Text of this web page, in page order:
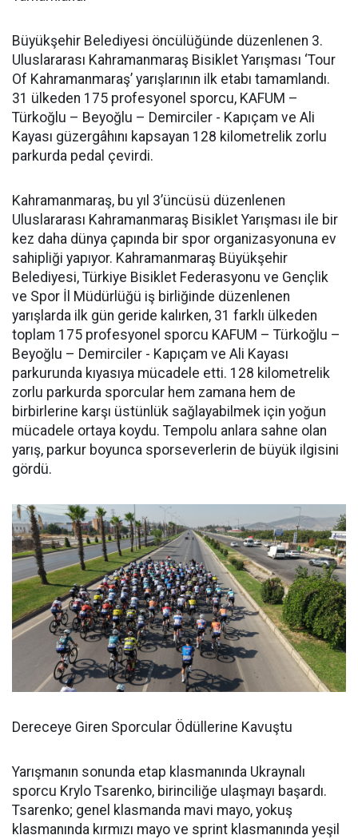
Büyükşehir Belediyesi öncülüğünde düzenlenen 3.
Uluslararası Kahramanmaraş Bisiklet Yarışması ‘Tour
Of Kahramanmaraş’ yarışlarının ilk etabı tamamlandı.
31 ülkeden 175 profesyonel sporcu, KAFUM –
Türkoğlu – Beyoğlu – Demirciler - Kapıçam ve Ali
Kayası güzergâhını kapsayan 128 kilometrelik zorlu
parkurda pedal çevirdi.
Kahramanmaraş, bu yıl 3’üncüsü düzenlenen
Uluslararası Kahramanmaraş Bisiklet Yarışması ile bir
kez daha dünya çapında bir spor organizasyonuna ev
sahipliği yapıyor. Kahramanmaraş Büyükşehir
Belediyesi, Türkiye Bisiklet Federasyonu ve Gençlik
ve Spor İl Müdürlüğü iş birliğinde düzenlenen
yarışlarda ilk gün geride kalırken, 31 farklı ülkeden
toplam 175 profesyonel sporcu KAFUM – Türkoğlu –
Beyoğlu – Demirciler - Kapıçam ve Ali Kayası
parkurunda kıyasıya mücadele etti. 128 kilometrelik
zorlu parkurda sporcular hem zamana hem de
birbirlerine karşı üstünlük sağlayabilmek için yoğun
mücadele ortaya koydu. Tempolu anlara sahne olan
yarış, parkur boyunca sporseverlerin de büyük ilgisini
gördü.
Dereceye Giren Sporcular Ödüllerine Kavuştu
Yarışmanın sonunda etap klasmanında Ukraynalı
sporcu Krylo Tsarenko, birinciliğe ulaşmayı başardı.
Tsarenko; genel klasmanda mavi mayo, yokuş
klasmanında kırmızı mayo ve sprint klasmanında yeşil